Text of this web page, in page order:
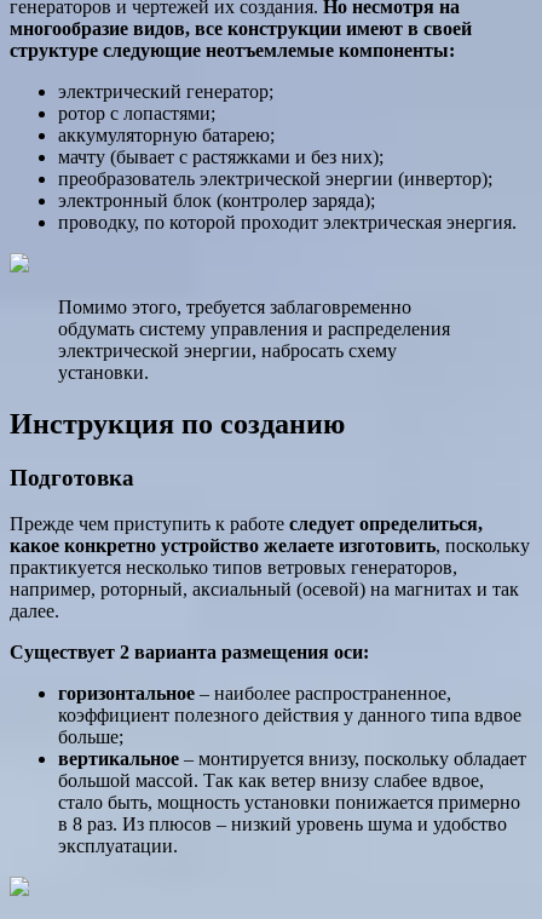
генераторов и чертежей их создания. Но несмотря на
многообразие видов, все конструкции имеют в своей
структуре следующие неотъемлемые компоненты:
электрический генератор;
ротор с лопастями;
аккумуляторную батарею;
мачту (бывает с растяжками и без них);
преобразователь электрической энергии (инвертор);
электронный блок (контролер заряда);
проводку, по которой проходит электрическая энергия.
Помимо этого, требуется заблаговременно
обдумать систему управления и распределения
электрической энергии, набросать схему
установки.
Инструкция по созданию
Подготовка
Прежде чем приступить к работе следует определиться,
какое конкретно устройство желаете изготовить, поскольку
практикуется несколько типов ветровых генераторов,
например, роторный, аксиальный (осевой) на магнитах и так
далее.
Существует 2 варианта размещения оси:
горизонтальное – наиболее распространенное,
коэффициент полезного действия у данного типа вдвое
больше;
вертикальное – монтируется внизу, поскольку обладает
большой массой. Так как ветер внизу слабее вдвое,
стало быть, мощность установки понижается примерно
в 8 раз. Из плюсов – низкий уровень шума и удобство
эксплуатации.